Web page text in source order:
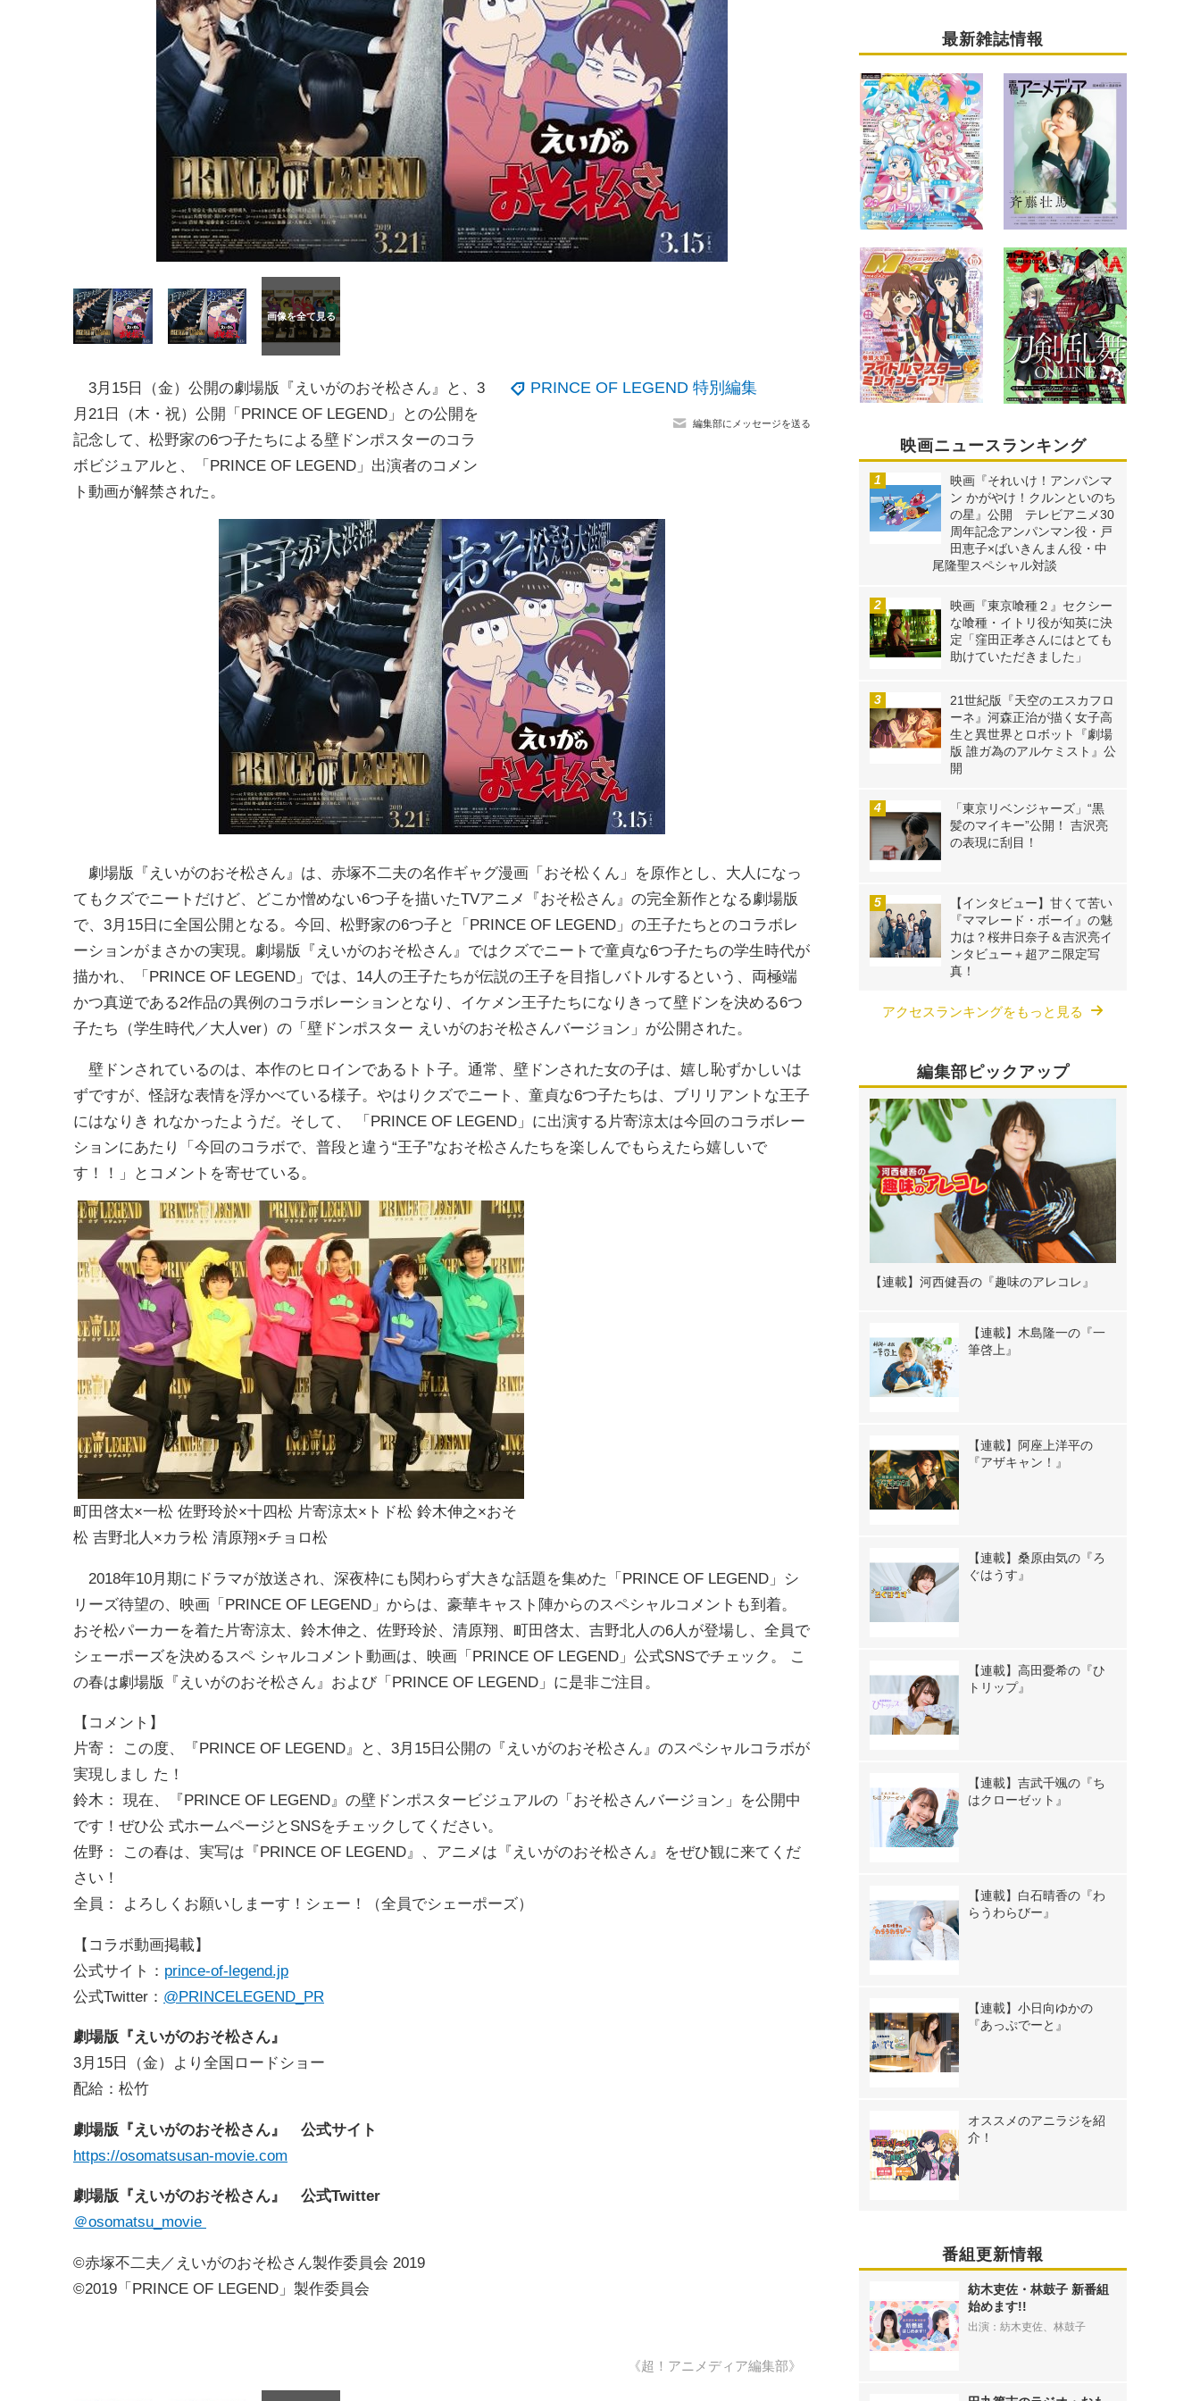
PRINCE OF LEGEND 特別編集
編集部にメッセージを送る
3月15日（金）公開の劇場版『えいがのおそ松さん』と、3
月21日（木・祝）公開「PRINCE OF LEGEND」との公開を
記念して、松野家の6つ子たちによる壁ドンポスターのコラ
ボビジュアルと、「PRINCE OF LEGEND」出演者のコメン
ト動画が解禁された。
劇場版『えいがのおそ松さん』は、赤塚不二夫の名作ギャグ漫画「おそ松くん」を原作とし、大人になっ
てもクズでニートだけど、どこか憎めない6つ子を描いたTVアニメ『おそ松さん』の完全新作となる劇場版
で、3月15日に全国公開となる。今回、松野家の6つ子と「PRINCE OF LEGEND」の王子たちとのコラボレ
ーションがまさかの実現。劇場版『えいがのおそ松さん』ではクズでニートで童貞な6つ子たちの学生時代が
描かれ、「PRINCE OF LEGEND」では、14人の王子たちが伝説の王子を目指しバトルするという、両極端
かつ真逆である2作品の異例のコラボレーションとなり、イケメン王子たちになりきって壁ドンを決める6つ
子たち（学生時代／大人ver）の「壁ドンポスター えいがのおそ松さんバージョン」が公開された。
壁ドンされているのは、本作のヒロインであるトト子。通常、壁ドンされた女の子は、嬉し恥ずかしいは
ずですが、怪訝な表情を浮かべている様子。やはりクズでニート、童貞な6つ子たちは、ブリリアントな王子
にはなりき れなかったようだ。そして、 「PRINCE OF LEGEND」に出演する片寄涼太は今回のコラボレー
ションにあたり「今回のコラボで、普段と違う“王子”なおそ松さんたちを楽しんでもらえたら嬉しいで
す！！」とコメントを寄せている。
町田啓太×一松 佐野玲於×十四松 片寄涼太×トド松 鈴木伸之×おそ
松 吉野北人×カラ松 清原翔×チョロ松
2018年10月期にドラマが放送され、深夜枠にも関わらず大きな話題を集めた「PRINCE OF LEGEND」シ
リーズ待望の、映画「PRINCE OF LEGEND」からは、豪華キャスト陣からのスペシャルコメントも到着。
おそ松パーカーを着た片寄涼太、鈴木伸之、佐野玲於、清原翔、町田啓太、吉野北人の6人が登場し、全員で
シェーポーズを決めるスペ シャルコメント動画は、映画「PRINCE OF LEGEND」公式SNSでチェック。 こ
の春は劇場版『えいがのおそ松さん』および「PRINCE OF LEGEND」に是非ご注目。
【コメント】
片寄： この度、『PRINCE OF LEGEND』と、3月15日公開の『えいがのおそ松さん』のスペシャルコラボが
実現しまし た！
鈴木： 現在、『PRINCE OF LEGEND』の壁ドンポスタービジュアルの「おそ松さんバージョン」を公開中
です！ぜひ公 式ホームページとSNSをチェックしてください。
佐野： この春は、実写は『PRINCE OF LEGEND』、アニメは『えいがのおそ松さん』をぜひ観に来てくだ
さい！
全員： よろしくお願いしまーす！シェー！（全員でシェーポーズ）
【コラボ動画掲載】
公式サイト： prince-of-legend.jp
公式Twitter： @PRINCELEGEND_PR
劇場版『えいがのおそ松さん』
3月 15 日（金）より全国ロードショー
配給：松竹
劇場版『えいがのおそ松さん』 公式サイト
https://osomatsusan-movie.com
劇場版『えいがのおそ松さん』 公式Twitter
＠osomatsu_movie
©赤塚不二夫／えいがのおそ松さん製作委員会 2019
©2019「PRINCE OF LEGEND」製作委員会
《超！アニメディア編集部》
最新雑誌情報
映画ニュースランキング
映画『それいけ！アンパンマ
ン かがやけ！クルンといのち
の星』公開 テレビアニメ30
周年記念アンパンマン役・戸
田恵子×ばいきんまん役・中
尾隆聖スペシャル対談
映画『東京喰種２』セクシー
な喰種・イトリ役が知英に決
定「窪田正孝さんにはとても
助けていただきました」
21世紀版『天空のエスカフロ
ーネ』河森正治が描く女子高
生と異世界とロボット『劇場
版 誰ガ為のアルケミスト』公
開
「東京リベンジャーズ」“黒
髪のマイキー”公開！ 吉沢亮
の表現に刮目！
【インタビュー】甘くて苦い
『ママレード・ボーイ』の魅
力は？桜井日奈子＆吉沢亮イ
ンタビュー＋超アニ限定写
真！
アクセスランキングをもっと見る
編集部ピックアップ
【連載】河西健吾の『趣味のアレコレ』
【連載】木島隆一の『一
筆啓上』
【連載】阿座上洋平の
『アザキャン！』
【連載】桑原由気の『ろ
ぐはうす』
【連載】高田憂希の『ひ
トリップ』
【連載】吉武千颯の『ち
はクローゼット』
【連載】白石晴香の『わ
らうわらびー』
【連載】小日向ゆかの
『あっぷでーと』
オススメのアニラジを紹
介！
番組更新情報
紡木吏佐・林鼓子 新番組
始めます!!
出演：紡木吏佐、林鼓子